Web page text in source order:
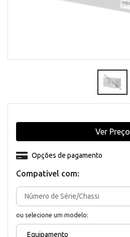
Compativel com:
ou selecione um modelo:
Equipamento
Opções de pagamento
Ver Preço